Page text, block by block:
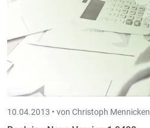
10.04.2013 • von Christoph Mennicken